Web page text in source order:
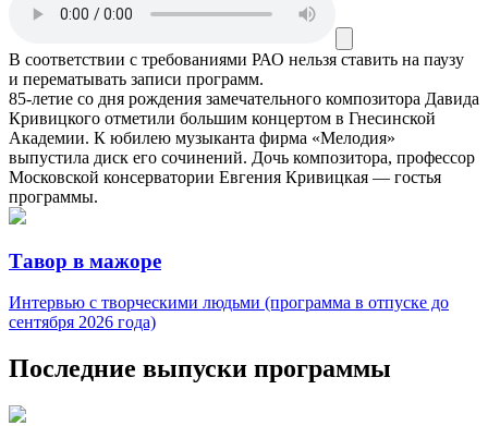
В соответствии с требованиями РАО нельзя ставить на паузу
и перематывать записи программ.
85-летие со дня рождения замечательного композитора Давида
Кривицкого отметили большим концертом в Гнесинской
Академии. К юбилею музыканта фирма «Мелодия»
выпустила диск его сочинений. Дочь композитора, профессор
Московской консерватории Евгения Кривицкая — гостья
программы.
Тавор в мажоре
Интервью с творческими людьми (программа в отпуске до
сентября 2026 года)
Последние выпуски программы